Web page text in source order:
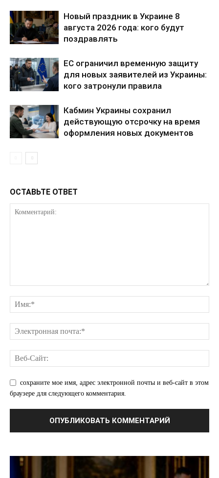
Политика конфиденциальности
Отказ от ответственности
Мой аккаунт
Реклама
Новый праздник в Украине 8
августа 2026 года: кого будут
поздравлять
ЕС ограничил временную защиту
для новых заявителей из Украины:
кого затронули правила
Кабмин Украины сохранил
действующую отсрочку на время
оформления новых документов
ОСТАВЬТЕ ОТВЕТ
сохраните мое имя, адрес электронной почты и веб-сайт в этом
браузере для следующего комментария.